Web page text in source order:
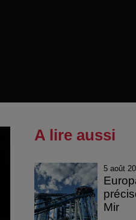
A lire aussi
5 août
Mir